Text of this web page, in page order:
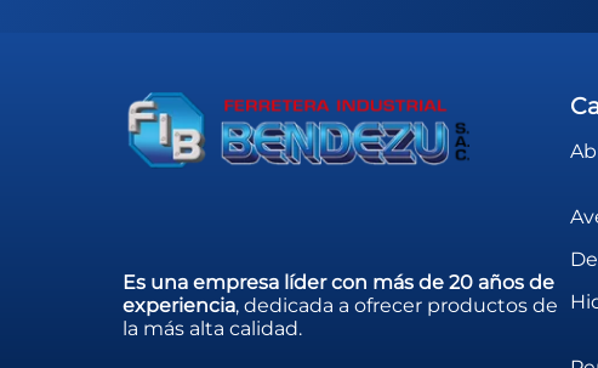
Es una empresa líder con más de 20 años de
experiencia, dedicada a ofrecer productos de
la más alta calidad.